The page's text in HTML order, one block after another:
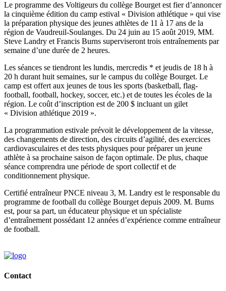
Le programme des Voltigeurs du collège Bourget est fier d’annoncer
la cinquième édition du camp estival « Division athlétique » qui vise
la préparation physique des jeunes athlètes de 11 à 17 ans de la
région de Vaudreuil-Soulanges. Du 24 juin au 15 août 2019, MM.
Steve Landry et Francis Burns superviseront trois entraînements par
semaine d’une durée de 2 heures.
Les séances se tiendront les lundis, mercredis * et jeudis de 18 h à
20 h durant huit semaines, sur le campus du collège Bourget. Le
camp est offert aux jeunes de tous les sports (basketball, flag-
football, football, hockey, soccer, etc.) et de toutes les écoles de la
région. Le coût d’inscription est de 200 $ incluant un gilet
« Division athlétique 2019 ».
La programmation estivale prévoit le développement de la vitesse,
des changements de direction, des circuits d’agilité, des exercices
cardiovasculaires et des tests physiques pour préparer un jeune
athlète à sa prochaine saison de façon optimale. De plus, chaque
séance comprendra une période de sport collectif et de
conditionnement physique.
Certifié entraîneur PNCE niveau 3, M. Landry est le responsable du
programme de football du collège Bourget depuis 2009. M. Burns
est, pour sa part, un éducateur physique et un spécialiste
d’entraînement possédant 12 années d’expérience comme entraîneur
de football.
Contact